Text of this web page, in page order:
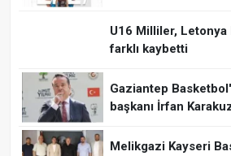
U16 Milliler, Letonya
farklı kaybetti
Gaziantep
başkanı İrfan
Melikgazi Kayseri